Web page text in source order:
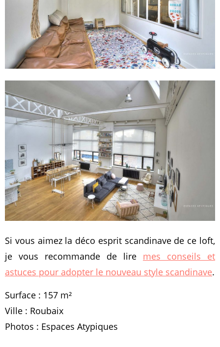
Si vous aimez la déco esprit scandinave de ce loft,
je vous recommande de lire mes conseils et
astuces pour adopter le nouveau style scandinave.
Surface : 157 m²
Ville : Roubaix
Photos : Espaces Atypiques